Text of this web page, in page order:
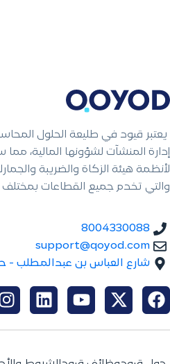
يعتبر قيود في طليعة الحلول
إدارة المنشآت لشؤونها المالية،
لأنظمة هيئة الزكاة والضريبة
والتي تخدم جميع القطاعات بمختلف
8004330088
support@qoyod.com
شارع العباس بن عبدالمطلب -